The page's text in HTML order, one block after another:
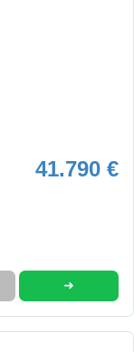
41.790 €
➜